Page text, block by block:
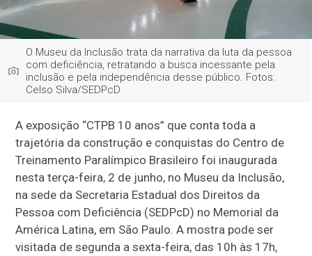
O Museu da Inclusão trata da narrativa da luta da pessoa
com deficiência, retratando a busca incessante pela
inclusão e pela independência desse público. Fotos:
Celso Silva/SEDPcD
A exposição “CTPB 10 anos” que conta toda a
trajetória da construção e conquistas do Centro de
Treinamento Paralímpico Brasileiro foi inaugurada
nesta terça-feira, 2 de junho, no Museu da Inclusão,
na sede da Secretaria Estadual dos Direitos da
Pessoa com Deficiência (SEDPcD) no Memorial da
América Latina, em São Paulo. A mostra pode ser
visitada de segunda a sexta-feira, das 10h às 17h,